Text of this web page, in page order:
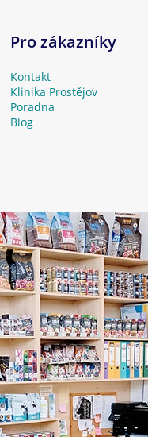
Pro zákazníky
Kontakt
Klinika Prostějov
Poradna
Blog